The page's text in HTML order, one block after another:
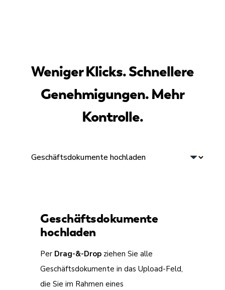
Weniger Klicks. Schnellere
Genehmigungen. Mehr
Kontrolle.
Geschäftsdokumente
hochladen
Per Drag-&-Drop ziehen Sie alle
Geschäftsdokumente in das Upload-Feld,
die Sie im Rahmen eines